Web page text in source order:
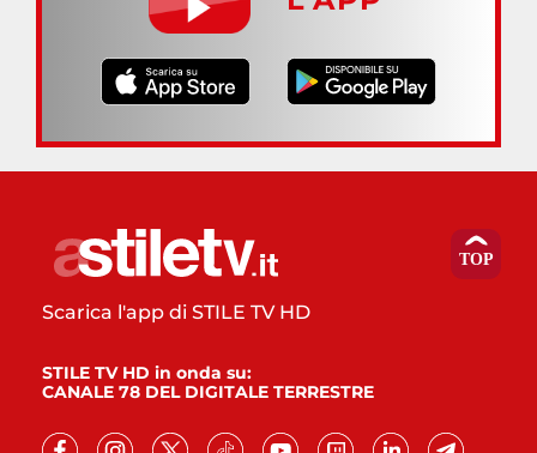
Scarica l'app di STILE TV HD
STILE TV HD in onda su:
CANALE 78 DEL DIGITALE TERRESTRE